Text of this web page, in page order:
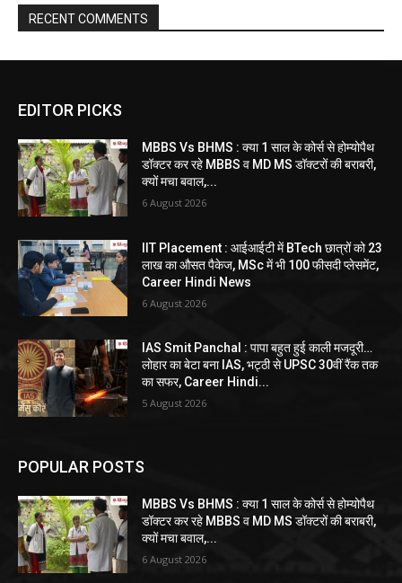
RECENT COMMENTS
EDITOR PICKS
MBBS Vs BHMS : क्या 1 साल के कोर्स से होम्योपैथ
डॉक्टर कर रहे MBBS व MD MS डॉक्टरों की बराबरी,
क्यों मचा बवाल,...
6 August 2026
IIT Placement : आईआईटी में BTech छात्रों को 23
लाख का औसत पैकेज, MSc में भी 100 फीसदी प्लेसमेंट,
Career Hindi News
6 August 2026
IAS Smit Panchal : पापा बहुत हुई काली मजदूरी…
लोहार का बेटा बना IAS, भट्ठी से UPSC 30वीं रैंक तक
का सफर, Career Hindi...
5 August 2026
POPULAR POSTS
MBBS Vs BHMS : क्या 1 साल के कोर्स से होम्योपैथ
डॉक्टर कर रहे MBBS व MD MS डॉक्टरों की बराबरी,
क्यों मचा बवाल,...
6 August 2026